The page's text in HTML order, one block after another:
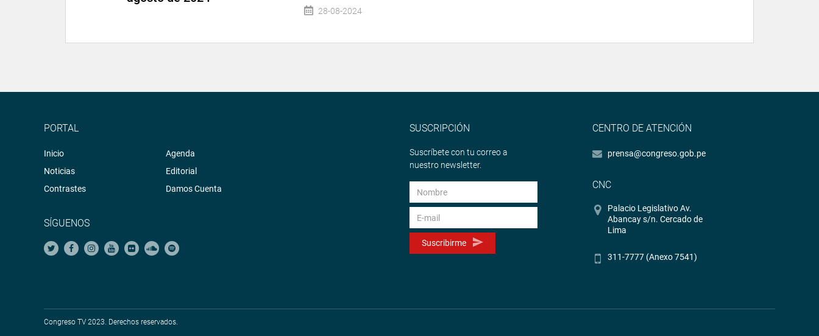
28-08-2024
PORTAL
Inicio
Noticias
Contrastes
Agenda
Editorial
Damos Cuenta
SÍGUENOS
SUSCRIPCIÓN
Suscríbete con tu correo a
nuestro newsletter.
Suscribirme
CENTRO DE ATENCIÓN
prensa@congreso.gob.pe
CNC
Palacio Legislativo Av.
Abancay s/n. Cercado de
Lima
311-7777 (Anexo 7541)
Congreso TV 2023. Derechos reservados.